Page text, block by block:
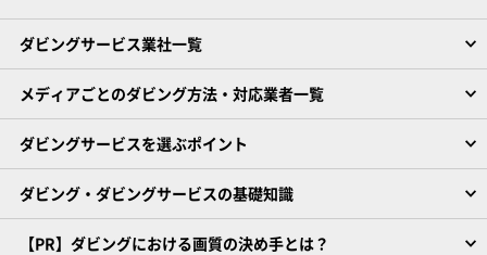
ダビングサービス業社一覧
メディアごとのダビング方法・対応業者一覧
ダビングサービスを選ぶポイント
ダビング・ダビングサービスの基礎知識
【PR】ダビングにおける画質の決め手とは？